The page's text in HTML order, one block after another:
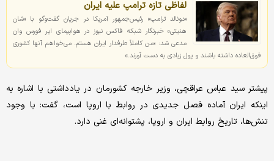
لفاظی‌ تازه ترامپ علیه ایران
«دونالد ترامپ» رئیس‌جمهور آمریکا در جریان گفت‌وگو با «شان
هنیتی» خبرنگار شبکه فاکس نیوز در هواپیمای ایر فورس وان
مدعی شد: «من کاملاً طرفدار ایران هستم. می‌خواهم آنها کشوری
فوق‌العاده داشته باشند و پول زیادی به دست آورند.»
پیشتر سید عباس عراقچی، وزیر خارجه کشورمان در یادداشتی با اشاره به
اینکه ایران آماده فصل جدیدی در روابط با اروپا است، گفت: با وجود
تنش‌ها، تاریخ روابط ایران و اروپا، پشتوانه‌ای غنی دارد.